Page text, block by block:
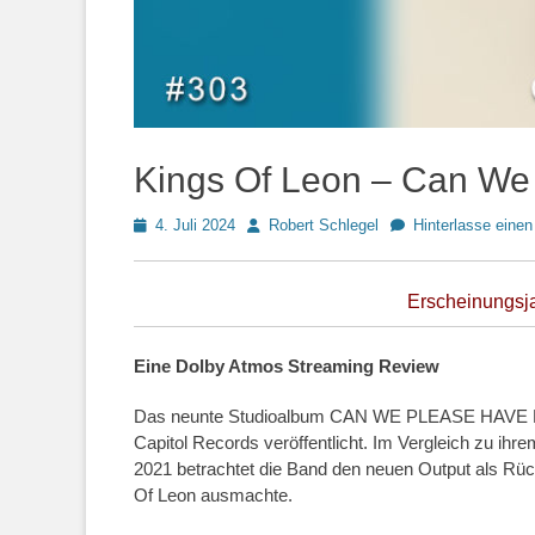
Kings Of Leon – Can
Posted4. Juli 2024 AutorRobert Schlegel Hinterlasse
Eine Dolby Atmos Streaming Review
Das neunte Studioalbum CAN WE PLEASE
Capitol Records veröffentlicht. Im Vergleich zu
2021 betrachtet die Band den neuen Output als
Of Leon ausmachte.